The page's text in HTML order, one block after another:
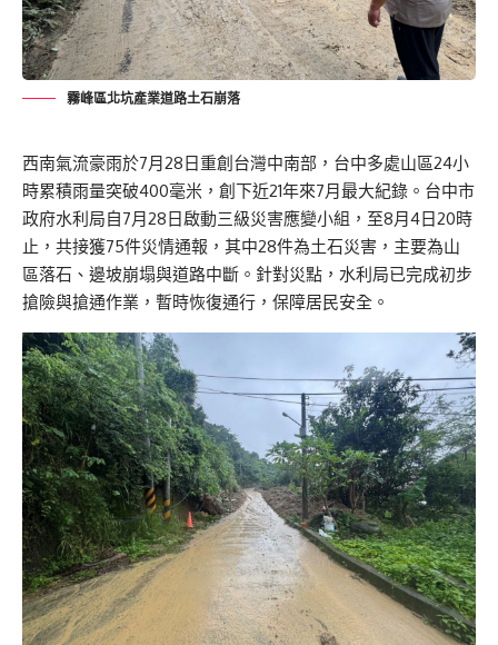
霧峰區北坑產業道路土石崩落
西南氣流豪雨於7月28日重創台灣中南部，台中多處山區24小
時累積雨量突破400毫米，創下近21年來7月最大紀錄。台中市
政府水利局自7月28日啟動三級災害應變小組，至8月4日20時
止，共接獲75件災情通報，其中28件為土石災害，主要為山
區落石、邊坡崩塌與道路中斷。針對災點，水利局已完成初步
搶險與搶通作業，暫時恢復通行，保障居民安全。